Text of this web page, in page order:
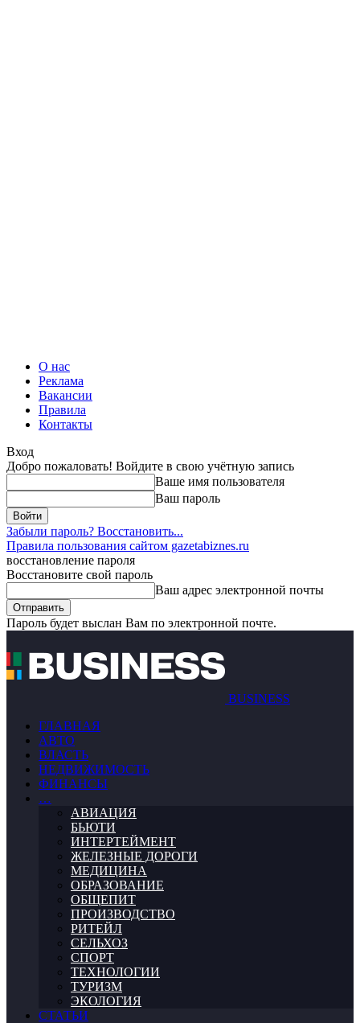
О нас
Реклама
Вакансии
Правила
Контакты
Вход
Добро пожаловать! Войдите в свою учётную запись
Ваше имя пользователя
Ваш пароль
Забыли пароль? Восстановить...
Правила пользования сайтом gazetabiznes.ru
восстановление пароля
Восстановите свой пароль
Ваш адрес электронной почты
Пароль будет выслан Вам по электронной почте.
BUSINESS
ГЛАВНАЯ
АВТО
ВЛАСТЬ
НЕДВИЖИМОСТЬ
ФИНАНСЫ
…
АВИАЦИЯ
БЬЮТИ
ИНТЕРТЕЙМЕНТ
ЖЕЛЕЗНЫЕ ДОРОГИ
МЕДИЦИНА
ОБРАЗОВАНИЕ
ОБЩЕПИТ
ПРОИЗВОДСТВО
РИТЕЙЛ
СЕЛЬХОЗ
СПОРТ
ТЕХНОЛОГИИ
ТУРИЗМ
ЭКОЛОГИЯ
СТАТЬИ